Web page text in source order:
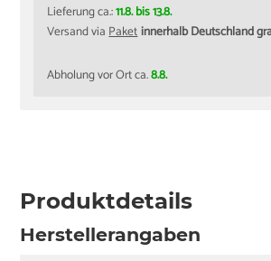
Lieferung ca.:11.8. bis 13.8.
Versand viaPaketinnerhalb Deutschland
Abholung vor Ort ca.8.8.
Produktdetails
Herstellerangaben